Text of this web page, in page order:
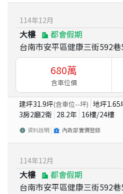
114年12月
大樓
都會假期
台南市安平區健康三街592
680萬
含車位價
建坪31.9坪(含車位--坪) 地坪1.65
3房2廳2衛 28.2年 16樓/24樓
資料說明 內政部實價登錄
114年12月
大樓
都會假期
台南市安平區健康三街592